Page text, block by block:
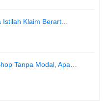
Istilah Klaim Berart…
Tanpa Modal, Apa…